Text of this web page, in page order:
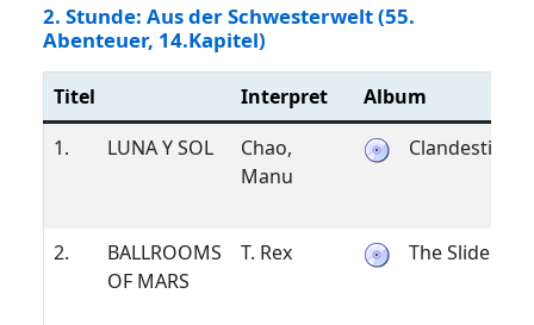
2. Stunde: Aus der Schwesterwelt (55.
Abenteuer, 14.Kapitel)
Titel Interpret
Album
1.
LUNA Y SOL
Chao,
Manu
Clandestino
2.
BALLROOMS
OF MARS
T. Rex The Slider